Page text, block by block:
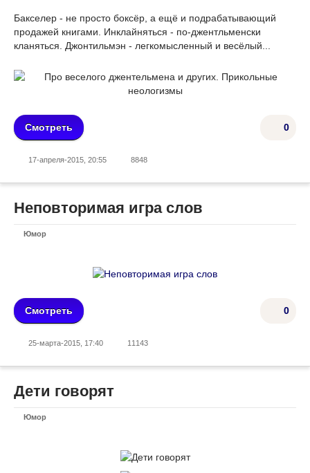
Бакселер - не просто боксёр, а ещё и подрабатывающий
продажей книгами. Инклайняться - по-джентльменски
кланяться. Джонтильмэн - легкомысленный и весёлый...
0
Смотреть
17-апреля-2015, 20:55 8848
Неповторимая игра слов
Юмор
0
Смотреть
25-марта-2015, 17:40 11143
Дети говорят
Юмор